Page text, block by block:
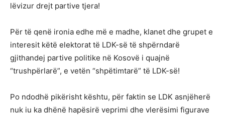
lëvizur drejt partive tjera!
Për të qenë ironia edhe më e madhe, klanet dhe grupet e
interesit këtë elektorat të LDK-së të shpërndarë
gjithandej partive politike në Kosovë i quajnë
“trushpërlarë”, e vetën “shpëtimtarë” të LDK-së!
Po ndodhë pikërisht kështu, për faktin se LDK asnjëherë
nuk iu ka dhënë hapësirë veprimi dhe vlerësimi figurave